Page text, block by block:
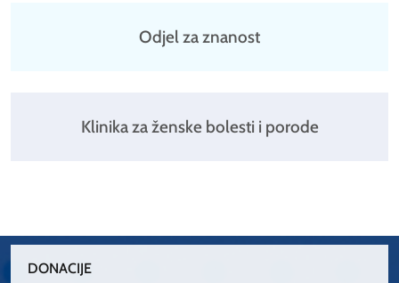
Odjel za znanost
Klinika za ženske bolesti i porode
DONACIJE